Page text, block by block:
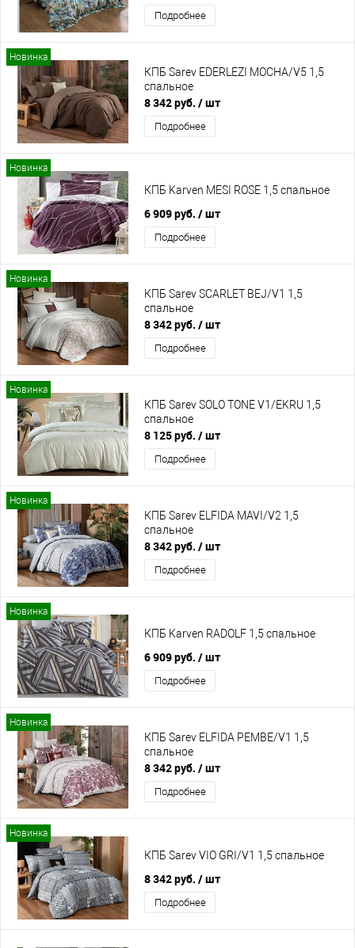
Подробнее
Новинка
КПБ Sarev EDERLEZI MOCHA/V5 1,5
спальное
8 342 руб. / шт
Подробнее
Новинка
КПБ Karven MESI ROSE 1,5 спальное
6 909 руб. / шт
Подробнее
Новинка
КПБ Sarev SCARLET BEJ/V1 1,5
спальное
8 342 руб. / шт
Подробнее
Новинка
КПБ Sarev SOLO TONE V1/EKRU 1,5
спальное
8 125 руб. / шт
Подробнее
Новинка
КПБ Sarev ELFIDA MAVI/V2 1,5
спальное
8 342 руб. / шт
Подробнее
Новинка
КПБ Karven RADOLF 1,5 спальное
6 909 руб. / шт
Подробнее
Новинка
КПБ Sarev ELFIDA PEMBE/V1 1,5
спальное
8 342 руб. / шт
Подробнее
Новинка
КПБ Sarev VIO GRI/V1 1,5 спальное
8 342 руб. / шт
Подробнее